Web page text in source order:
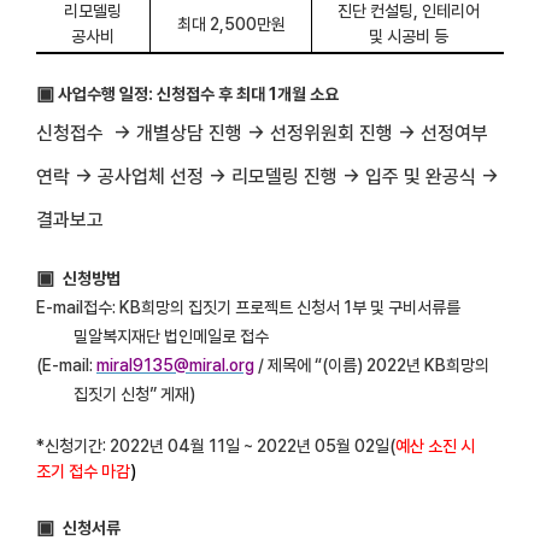
리모델링
공사비
최대 2 ,500만원
진단 컨설팅 , 인테리어
및 시공비 등
▣사업수행 일정: 신청접수 후 최대 1개월 소요
신청접수 → 개별상담 진행 → 선정위원회 진행 → 선정여부
연락 → 공사업체 선정 → 리모델링 진행 → 입주 및 완공식 →
결과보고
▣ 신청방법
E-mail 접수: KB희망의 집짓기 프로젝트 신청서 1부 및 구비서류를
밀알복지재단 법인메일로 접수
(E-mail: miral9135@miral.org /제목에 “(이름) 2022년 KB희망의
집짓기 신청”게재)
*신청기간: 2022년 04월 11 일 ~ 2022년 05월 02일(예산 소진 시
조기 접수 마감)
▣ 신청서류